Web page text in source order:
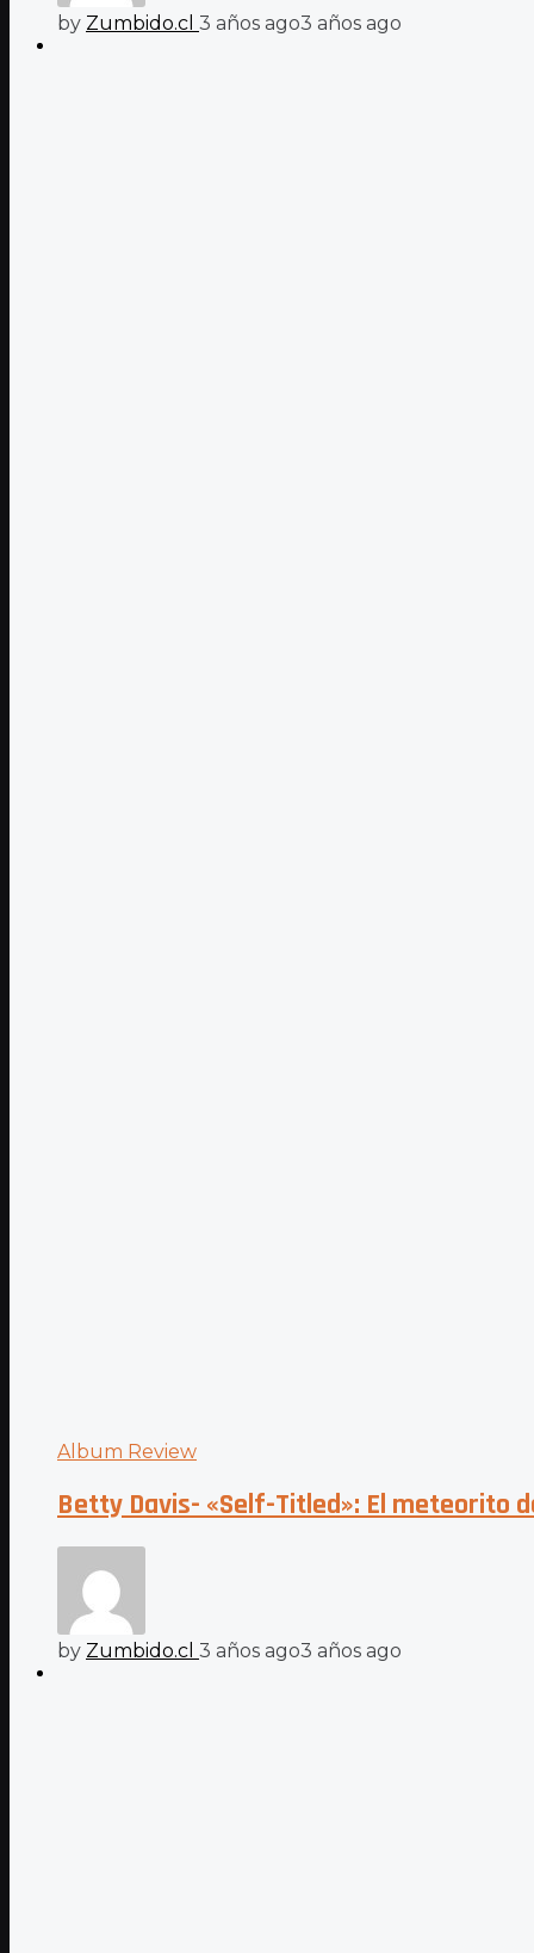
by Zumbido.cl 3 años ago3 años ago
Album Review
Betty Davis- «Self-Titled»: El meteorito
by Zumbido.cl 3 años ago3 años ago